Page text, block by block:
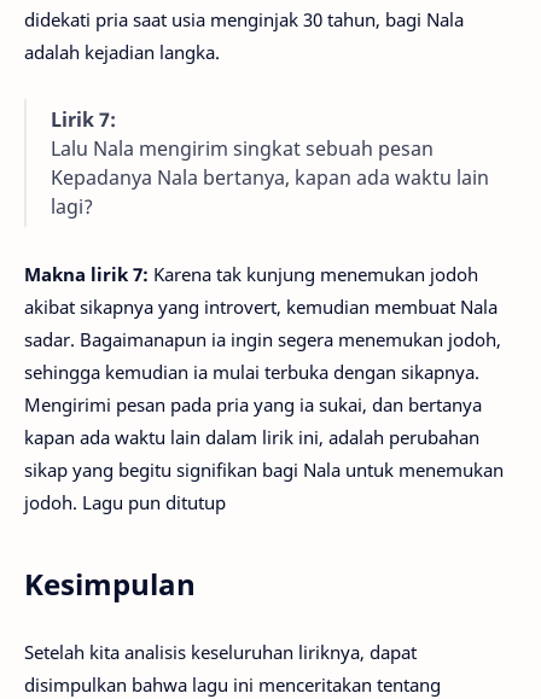
didekati pria saat usia menginjak 30 tahun, bagi Nala
adalah kejadian langka.
Lirik 7:
Lalu Nala mengirim singkat sebuah pesan
Kepadanya Nala bertanya, kapan ada waktu lain
lagi?
Makna lirik 7: Karena tak kunjung menemukan jodoh
akibat sikapnya yang introvert, kemudian membuat Nala
sadar. Bagaimanapun ia ingin segera menemukan jodoh,
sehingga kemudian ia mulai terbuka dengan sikapnya.
Mengirimi pesan pada pria yang ia sukai, dan bertanya
kapan ada waktu lain dalam lirik ini, adalah perubahan
sikap yang begitu signifikan bagi Nala untuk menemukan
jodoh. Lagu pun ditutup
Kesimpulan
Setelah kita analisis keseluruhan liriknya, dapat
disimpulkan bahwa lagu ini menceritakan tentang